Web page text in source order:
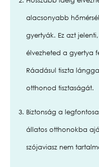
alacsonyabb
gyertyák. Ez azt
élvezheted a gyertya
Ráadásul tiszta
otthonod tisztaságát.
Biztonság a
állatos otthonokba
szójaviasz nem